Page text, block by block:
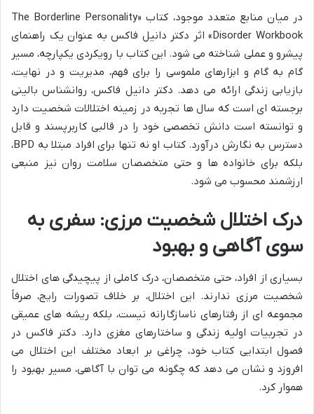
در میان منابع متعدد موجود، کتاب «The Borderline Personality
Disorder Workbook» اثر دکتر دانیل فاکس به عنوان یک راهنمای
پیشرو و عملی شناخته می شود. این کتاب با رویکردی یکپارچه، مسیر
گام به گام و ابزارهای ملموسی را برای فهم، مدیریت و در نهایت،
بازیابی زندگی ارائه می دهد. دکتر دانیل فاکس، روانشناس بالینی
برجسته ای است که سال ها تجربه در زمینه اختلالات شخصیت دارد
و توانسته است دانش تخصصی خود را در قالبی کاربرپسند و قابل
دسترس به نگارش درآورد. کتاب او نه تنها برای افراد مبتلا به BPD،
بلکه برای خانواده ها و حتی متخصصان سلامت روان نیز منبعی
ارزشمند محسوب می شود.
درک اختلال شخصیت مرزی: سفری به
سوی آگاهی و بهبود
بسیاری از افراد، حتی متخصصان، درک کاملی از پیچیدگی های اختلال
شخصیت مرزی ندارند. این اختلال، بر خلاف تصورات رایج، صرفاً
مجموعه ای از رفتارهای ناسازگارانه نیست، بلکه ریشه های عمیقی
در تجربیات اولیه زندگی و ساختارهای مغزی دارد. دکتر فاکس در
فصول ابتدایی کتاب خود، چراغی بر ابعاد مختلف این اختلال می
افروزد و نشان می دهد که چگونه می توان با آگاهی، مسیر بهبود را
هموار کرد.